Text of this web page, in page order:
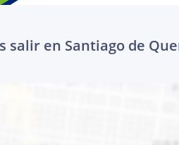
salir en Santiago de